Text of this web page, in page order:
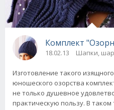
Комплект
18.02.13 Шапки,
Изготовление такого
юношеского озорства
не только душевное
практическую пользу. В